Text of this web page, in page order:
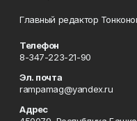
Главный редактор
Телефон
8-347-223-21-90
Эл. почта
rampamag@yandex.ru
Адрес